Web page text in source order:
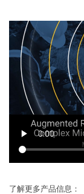
了解更多产品信息：